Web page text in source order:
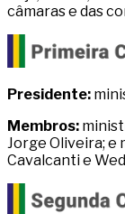
câmaras e das
Presidente:
Membros:
Jorge Oliveira;
Cavalcanti e